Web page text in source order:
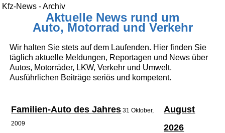
Kfz-News - Archiv
Aktuelle News rund um
Auto, Motorrad und Verkehr
Wir halten Sie stets auf dem Laufenden. Hier finden Sie
täglich aktuelle Meldungen, Reportagen und News über
Autos, Motorräder, LKW, Verkehr und Umwelt.
Ausführlichen Beiträge seriös und kompetent.
Familien-Auto des Jahres 31 Oktober,
2009
August
2026